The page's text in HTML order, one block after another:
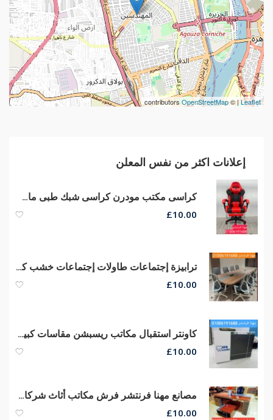
Leaflet
| ©
OpenStreetMap
contributors
إعلانات اكثر من نفس المعلن
كراسى مكتب مودرن كراسى شبك طبى ماش هيدروليكي بيدات من مهنا فرنتشر
£10.00
ترابيزة إجتماعات طاولات إجتماعات خشب كونتر قشرة طبيعى جودة عالية
£10.00
كاونتر استقبال مكاتب ريسبشن مقاسات كبيره وصغيره الحجم من مهنا فرنتشر
£10.00
مصانع مهنا فرنتشر فرش مكاتب أثاث شركات مكاتب مديرين كراسى مكتب
£10.00